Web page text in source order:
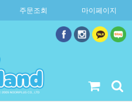
주문조회 마이페이지